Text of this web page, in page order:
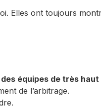
Elles ont toujours
équipes de très
de l’arbitrage.